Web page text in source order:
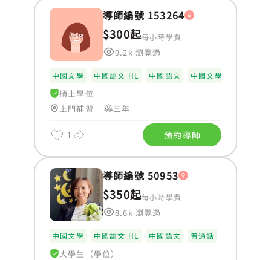
導師編號 153264
$300起每小時學費
9.2k 瀏覽過
中國文學 中國語文 HL 中國語文 中國文學 HL
碩士學位
上門補習
三年
1 預約導師
導師編號 50953
$350起每小時學費
8.6k 瀏覽過
中國文學 中國語文 HL 中國語文 普通話
大學生（學位）